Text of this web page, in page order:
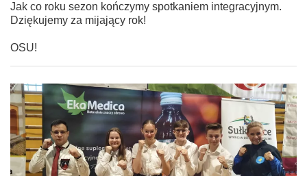
Jak co roku sezon kończymy spotkaniem integracyjnym.
Dziękujemy za mijający rok!
OSU!